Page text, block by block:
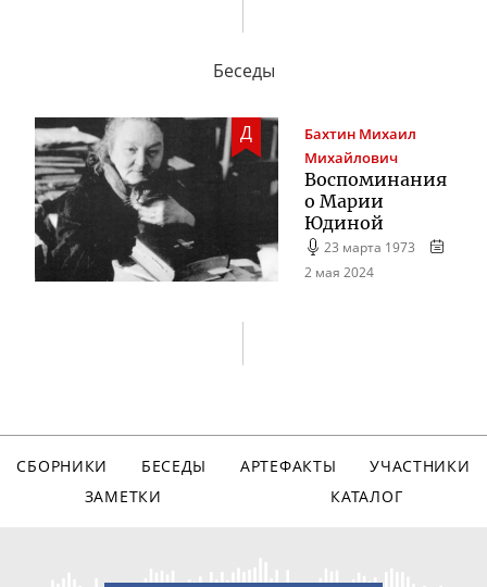
Беседы
Д Бахтин Михаил
Михайлович
Воспоминания
о Марии
Юдиной
23 марта 1973
2 мая 2024
СБОРНИКИ БЕСЕДЫ АРТЕФАКТЫ
УЧАСТНИКИ
ЗАМЕТКИ
КАТАЛОГ